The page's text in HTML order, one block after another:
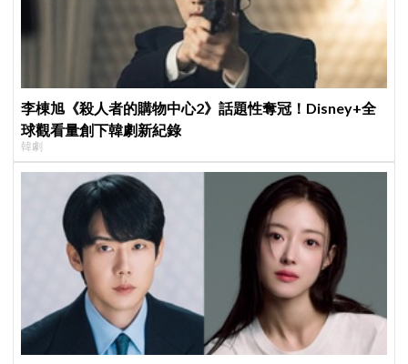
李棟旭《殺人者的購物中心2》話題性奪冠！Disney+全
球觀看量創下韓劇新紀錄
韓劇